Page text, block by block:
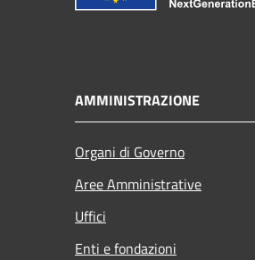
AMMINISTRAZIONE
Organi di Governo
Aree Amministrative
Uffici
Enti e fondazioni